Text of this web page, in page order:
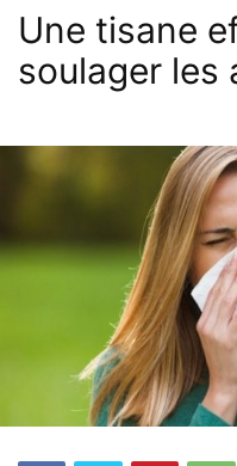
Une tisane
soulager les